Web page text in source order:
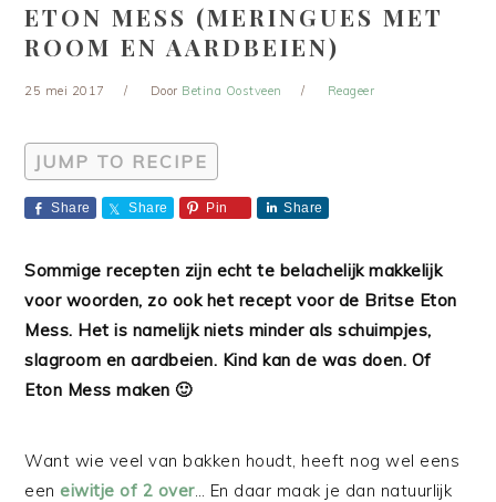
ETON MESS (MERINGUES MET
ROOM EN AARDBEIEN)
25 mei 2017 Door Betina Oostveen Reageer
JUMP TO RECIPE
Share Share Pin Share
Sommige recepten zijn echt te belachelijk makkelijk
voor woorden, zo ook het recept voor de Britse Eton
Mess. Het is namelijk niets minder als schuimpjes,
slagroom en aardbeien. Kind kan de was doen. Of
Eton Mess maken 🙂
Want wie veel van bakken houdt, heeft nog wel eens
een eiwitje of 2 over… En daar maak je dan natuurlijk